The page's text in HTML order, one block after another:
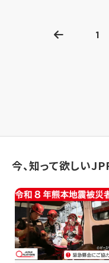
1
今、知って欲しい